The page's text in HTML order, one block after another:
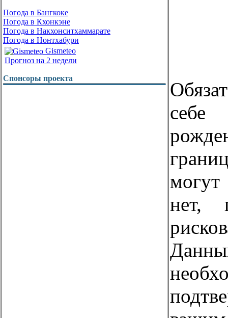
Погода в Бангкоке
Погода в Кхонкэне
Погода в Накхонситхаммарате
Погода в Нонтхабури
Gismeteo
Прогноз на 2 недели
Спонсоры проекта
себе
могут
нет,